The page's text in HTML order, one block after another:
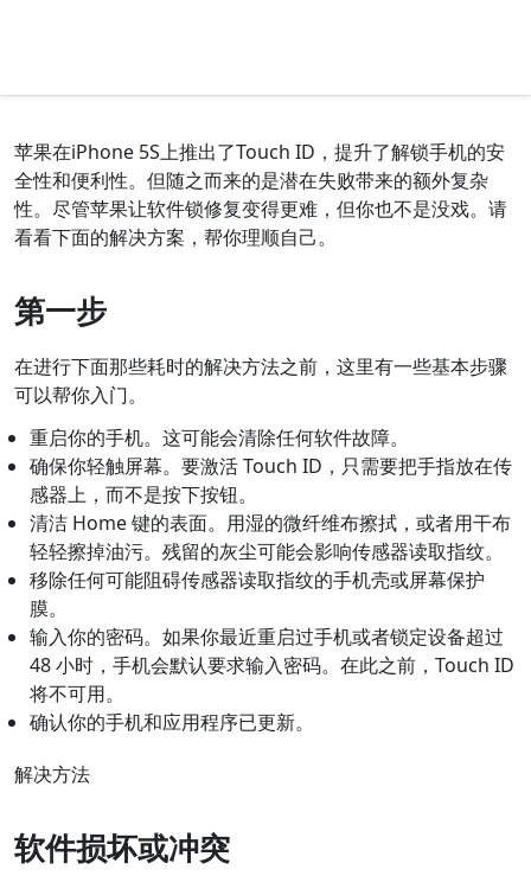
苹果在iPhone 5S上推出了Touch ID，提升了解锁手机的安
全性和便利性。但随之而来的是潜在失败带来的额外复杂
性。尽管苹果让软件锁修复变得更难，但你也不是没戏。请
看看下面的解决方案，帮你理顺自己。
第一步
在进行下面那些耗时的解决方法之前，这里有一些基本步骤
可以帮你入门。
重启你的手机。这可能会清除任何软件故障。
确保你轻触屏幕。要激活 Touch ID，只需要把手指放在传
感器上，而不是按下按钮。
清洁 Home 键的表面。用湿的微纤维布擦拭，或者用干布
轻轻擦掉油污。残留的灰尘可能会影响传感器读取指纹。
移除任何可能阻碍传感器读取指纹的手机壳或屏幕保护
膜。
输入你的密码。如果你最近重启过手机或者锁定设备超过
48 小时，手机会默认要求输入密码。在此之前，Touch ID
将不可用。
确认你的手机和应用程序已更新。
解决方法
软件损坏或冲突